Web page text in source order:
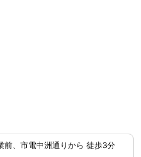
前、市電中洲通りから 徒歩3分